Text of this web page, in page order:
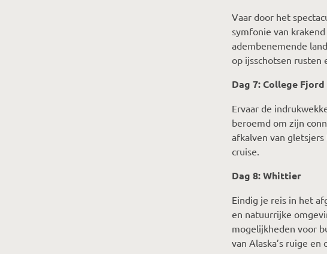
Vaar door het
symfonie van
adembenemende
op ijsschotsen rusten
Dag 7: College Fjord
Ervaar de
beroemd om zijn
afkalven van
cruise.
Dag 8: Whittier
Eindig je reis in het
en natuurrijke
mogelijkheden voor
van Alaska’s ruige